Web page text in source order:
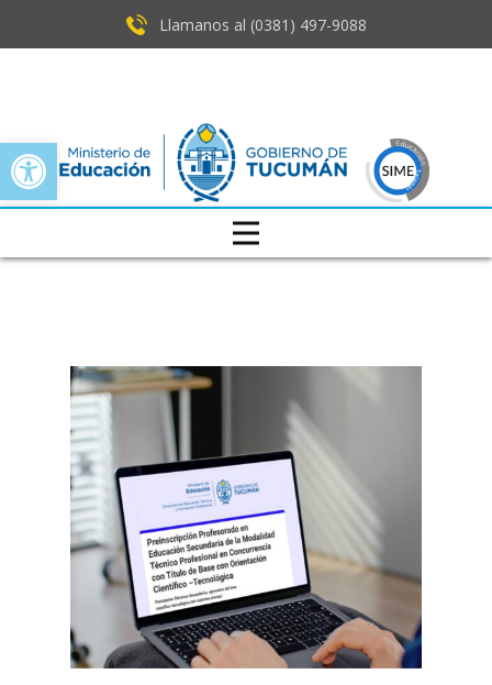
Open toolbar
Llamanos al (0381) ​497-9088